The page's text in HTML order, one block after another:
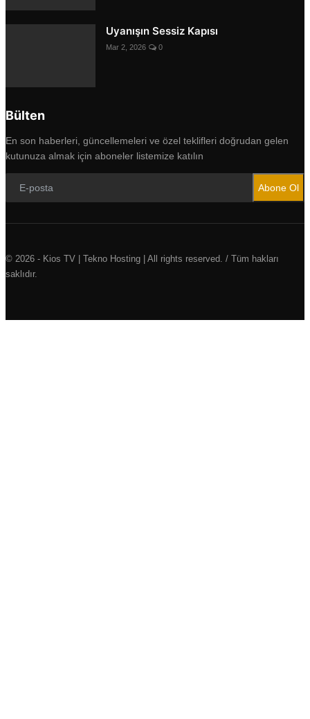
Uyanışın Sessiz Kapısı
Mar 2, 2026 0
Bülten
En son haberleri, güncellemeleri ve özel teklifleri doğrudan gelen
kutunuza almak için aboneler listemize katılın
Abone Ol
© 2026 - Kios TV | Tekno Hosting | All rights reserved. / Tüm hakları
saklıdır.